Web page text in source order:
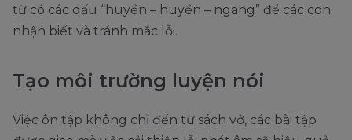
từ có các dấu “huyền – huyền – ngang” để các con
nhận biết và tránh mắc lỗi.
Tạo môi trường luyện nói
Việc ôn tập không chỉ đến từ sách vở, các bài tập